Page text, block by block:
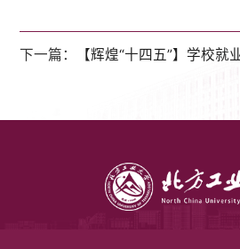
下一篇： 【辉煌“十四五”】学校